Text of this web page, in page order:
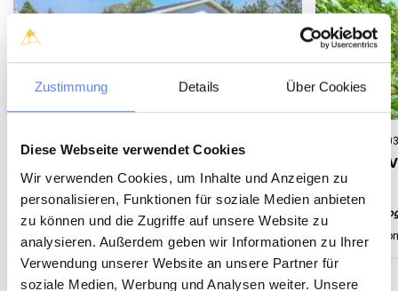
Zustimmung Details Über Cookies
Diese Webseite verwendet Cookies
Wir verwenden Cookies, um Inhalte und Anzeigen zu
personalisieren, Funktionen für soziale Medien anbieten
zu können und die Zugriffe auf unsere Website zu
analysieren. Außerdem geben wir Informationen zu Ihrer
Verwendung unserer Website an unsere Partner für
soziale Medien, Werbung und Analysen weiter. Unsere
Ranunkelvej 351
Dejlig udestue og indhegnet grund
Op til 4 personer
Op til 1 husdyr 550 m til kyst 2 soverum Gratis Wi-Fi
Feriehus
Lys udestue
Op til 4